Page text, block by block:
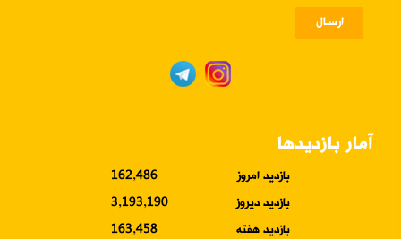
ارسـال
آمار بازدیدها
بازدید امروز
162,486
بازدید دیروز
3,193,190
بازدید هفته
163,458